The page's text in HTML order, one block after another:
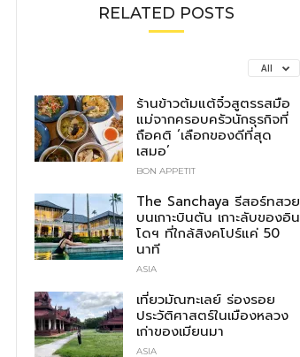
RELATED POSTS
All
ร้านข้าวต้มแต้จิ๋วสูตรรสมือ
แม่จากครอบครัวนักธุรกิจที่
ถือคติ ‘เลือกของดีที่สุด
เสมอ’
BON APPETIT
The Sanchaya รีสอร์ทสวย
บนเกาะบินตัน เกาะลับของอิน
โดฯ ที่ใกล้สิงคโปร์แค่ 50
นาที
ASIA
เที่ยวมัณฑะเลย์ ร่องรอย
ประวัติศาสตร์ในเมืองหลวง
เก่าของเมียนมา
ASIA